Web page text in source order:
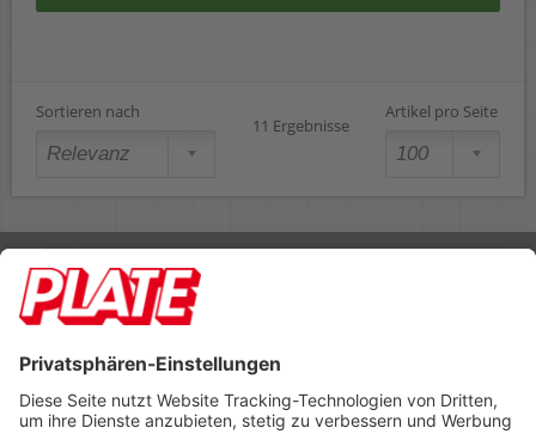
Sortieren nach
11 Ergebnisse
Artikel pro Seite
Rufen Sie uns an 04298 401-0
Lieferbedingungen Impressum
Footer anzeigen
PLATE Büromaterial Vertriebs GmbH